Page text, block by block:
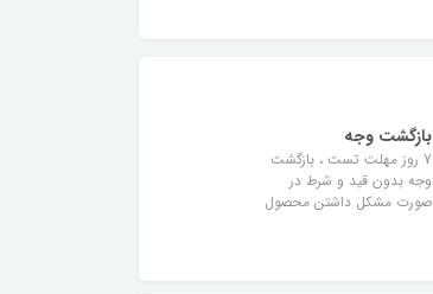
بازگشت وجه
7 روز مهلت تست ، بازگشت
وجه بدون قید و شرط در
صورت مشکل داشتن محصول